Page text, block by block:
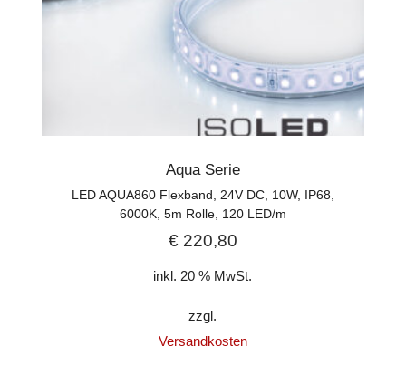
Aqua Serie
LED AQUA860 Flexband, 24V DC, 10W, IP68,
6000K, 5m Rolle, 120 LED/m
€220,80
inkl. 20 % MwSt.
zzgl.
Versandkosten